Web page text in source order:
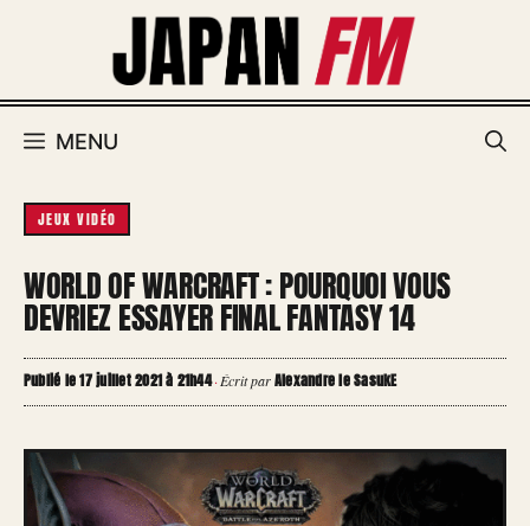
MENU
JEUX VIDÉO
WORLD OF WARCRAFT : POURQUOI VOUS
DEVRIEZ ESSAYER FINAL FANTASY 14
Publié le 17 juillet 2021 à 21h44·Écrit parAlexandre le SasukE